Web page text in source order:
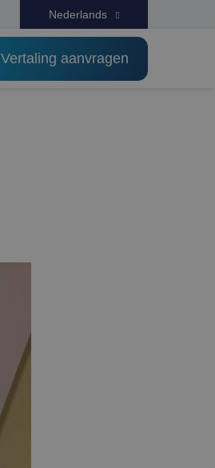
Nederlands
Vertaling aanvragen